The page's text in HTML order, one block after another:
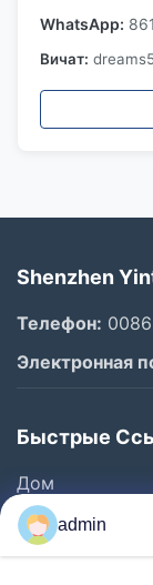
WhatsApp:
Вичат:
Shenzhen
Телефон:
Электронная
Быстрые
Дом
Продукты
Ролики
admin